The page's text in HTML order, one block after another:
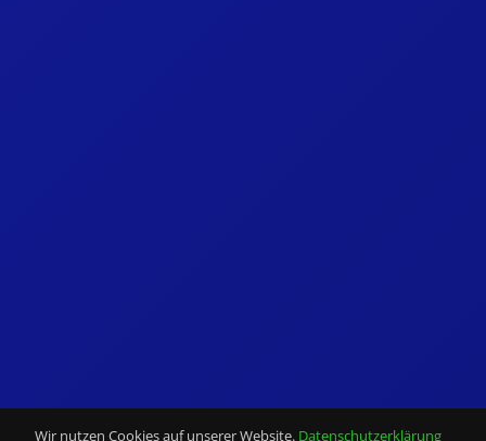
Wir nutzen Cookies auf unserer Website. Datenschutzerklärung